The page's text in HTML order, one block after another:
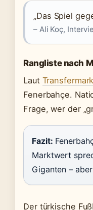
„Das Spiel
– Ali Koç,
Rangliste nach
Laut
Fenerbahçe.
Frage, wer der
Fazit:
Marktwert
Giganten –
Der türkische